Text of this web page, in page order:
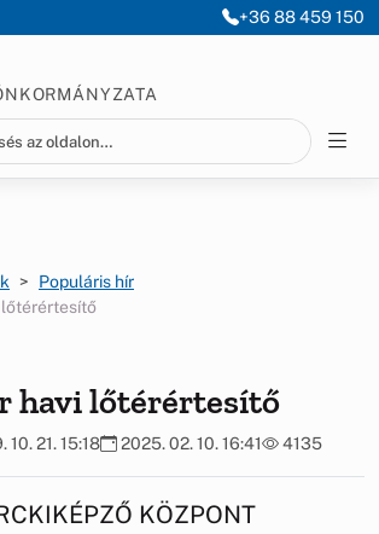
+36 88 459 150
Populáris hír
lőtérértesítő
havi lőtérértesítő
10. 21. 15:18 2025. 02. 10. 16:41 4135
KÖZPONT